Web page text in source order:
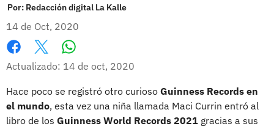
Por: Redacción digital La Kalle
14 de Oct, 2020
Facebook
X
Actualizado: 14 de oct, 2020
Hace poco se registró otro curioso Guinness Records en
el mundo, esta vez una niña llamada Maci Currin entró al
libro de los Guinness World Records 2021 gracias a sus